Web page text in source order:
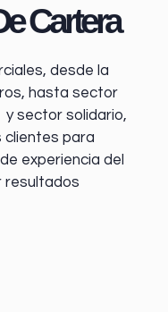
Cartera
desde la
, hasta sector
sector solidario,
clientes para
experiencia del
resultados